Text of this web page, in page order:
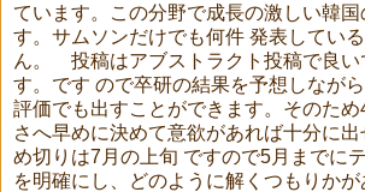
ています。この分野で成長の激しい韓
す。サムソンだけでも何件 発表してい
ん。 投稿はアブストラクト投稿で良い
す。です ので卒研の結果を予想しなが
評価でも出すことができます。そのた
さへ早めに決めて意欲があれば十分に
め切りは7月の上旬 ですので5月までに
を明確にし、どのように解くつもりか